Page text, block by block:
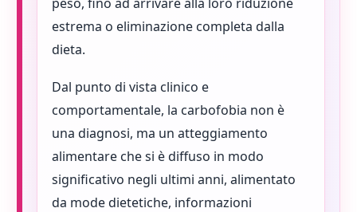
estrema o eliminazione completa dalla
dieta.
Dal punto di vista clinico e
comportamentale, la carbofobia non è
una diagnosi, ma un atteggiamento
alimentare che si è diffuso in modo
significativo negli ultimi anni, alimentato
da mode dietetiche, informazioni